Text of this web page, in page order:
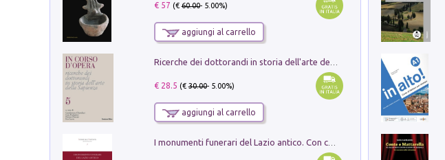
€ 57 (€60.00- 5.00%)
aggiungi al carrello
€ 28.5 (€30.00- 5.00%)
aggiungi al carrello
I monumenti funerari del Lazio antico. Con cartella con tavole